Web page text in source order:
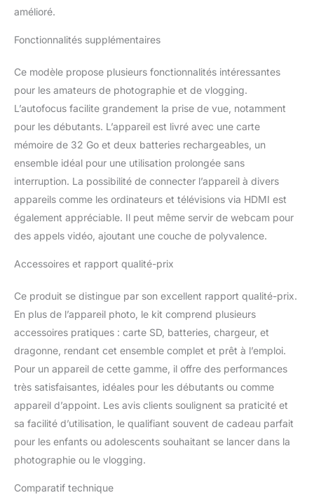
cela signifie que la mise
puis appuyez fermement
vue pour prendre la
photo en cours.
(maintenez l'appareil
photo immobile pendant
relâchez pas le bouton
de prise de vue).
【Webcam and HDMI
Function】Cette caméra
comme caméra PC en
connectant le PC avec
un câble USB, en
caméra" afin de profiter
du chat vidéo sur Skype,
ou de la diffusion en
direct sur les médias
Facebook, YouTube.
Utilisez le câble USB 2.0
et ne vous inquiétez pas,
même si vous devez
enregistrer pendant une
caméscope peut être
amélioré.
Fonctionnalités supplémentaires
Ce modèle propose plusieurs fonctionnalités intéressantes
pour les amateurs de photographie et de vlogging.
L’autofocus facilite grandement la prise de vue, notamment
pour les débutants. L’appareil est livré avec une carte
mémoire de 32 Go et deux batteries rechargeables, un
ensemble idéal pour une utilisation prolongée sans
interruption. La possibilité de connecter l’appareil à divers
appareils comme les ordinateurs et télévisions via HDMI est
également appréciable. Il peut même servir de webcam pour
des appels vidéo, ajoutant une couche de polyvalence.
Accessoires et rapport qualité-prix
Ce produit se distingue par son excellent rapport qualité-prix.
En plus de l’appareil photo, le kit comprend plusieurs
accessoires pratiques : carte SD, batteries, chargeur, et
dragonne, rendant cet ensemble complet et prêt à l’emploi.
Pour un appareil de cette gamme, il offre des performances
très satisfaisantes, idéales pour les débutants ou comme
appareil d’appoint. Les avis clients soulignent sa praticité et
sa facilité d’utilisation, le qualifiant souvent de cadeau parfait
pour les enfants ou adolescents souhaitant se lancer dans la
photographie ou le vlogging.
Comparatif technique